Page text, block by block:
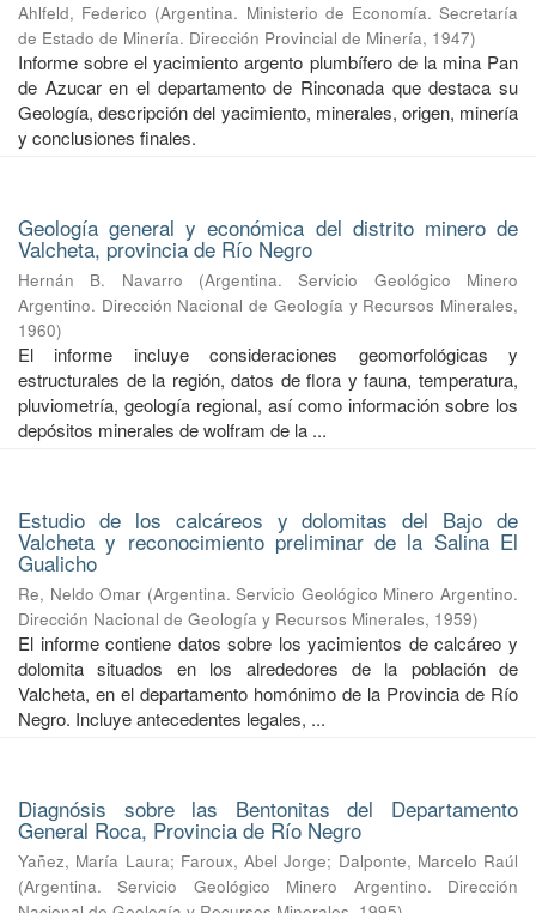
Ahlfeld, Federico (Argentina. Ministerio de Economía. Secretaría
de Estado de Minería. Dirección Provincial de Minería, 1947)
Informe sobre el yacimiento argento plumbífero de la mina Pan
de Azucar en el departamento de Rinconada que destaca su
Geología, descripción del yacimiento, minerales, origen, minería
y conclusiones finales.
Geología general y económica del distrito minero de
Valcheta, provincia de Río Negro
Hernán B. Navarro (Argentina. Servicio Geológico Minero
Argentino. Dirección Nacional de Geología y Recursos Minerales,
1960)
El informe incluye consideraciones geomorfológicas y
estructurales de la región, datos de flora y fauna, temperatura,
pluviometría, geología regional, así como información sobre los
depósitos minerales de wolfram de la ...
Estudio de los calcáreos y dolomitas del Bajo de
Valcheta y reconocimiento preliminar de la Salina El
Gualicho
Re, Neldo Omar (Argentina. Servicio Geológico Minero Argentino.
Dirección Nacional de Geología y Recursos Minerales, 1959)
El informe contiene datos sobre los yacimientos de calcáreo y
dolomita situados en los alrededores de la población de
Valcheta, en el departamento homónimo de la Provincia de Río
Negro. Incluye antecedentes legales, ...
Diagnósis sobre las Bentonitas del Departamento
General Roca, Provincia de Río Negro
Yañez, María Laura; Faroux, Abel Jorge; Dalponte, Marcelo Raúl
(Argentina. Servicio Geológico Minero Argentino. Dirección